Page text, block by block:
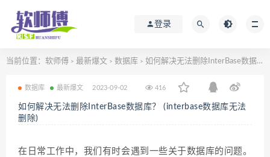
登录
当前位置： 软师傅 > 最新爆文 > 数据库 > 如何解决无法删除InterBase数据库？ (interbase数据库无法删除)
数据库 最新爆文 2023-09-02 416
如何解决无法删除InterBase数据库？ (interbase数据库无法
删除)
在日常工作中，我们有时会遇到一些关于数据库的问题。